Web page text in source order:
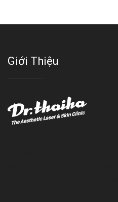
Giới Thiệu